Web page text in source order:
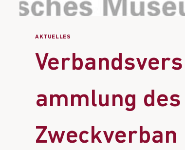
AKTUELLES
Verbandsvers
ammlung des
Zweckverban